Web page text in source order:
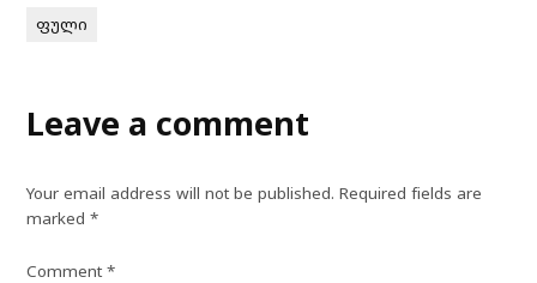
ფული
Leave a comment
Your email address will not be published. Required fields are
marked*
Comment*